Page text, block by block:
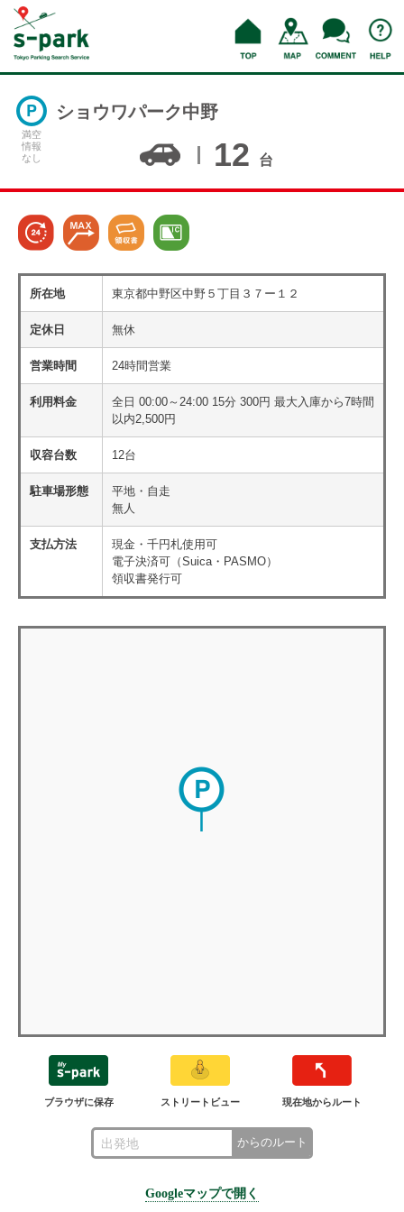
満空
情報
なし
ショウワパーク中野
12 台
所在地 東京都中野区中野５丁目３７ー１２
定休日 無休
営業時間 24時間営業
利用料金
全日 00:00～24:00 15分 300円 最大入庫から7時間
以内2,500円
収容台数 12台
駐車場形態
平地・自走
無人
支払方法
現金・千円札使用可
電子決済可（Suica・PASMO）
領収書発行可
ブラウザに保存 ストリートビュー 現在地からルート
からのルート
Googleマップで開く